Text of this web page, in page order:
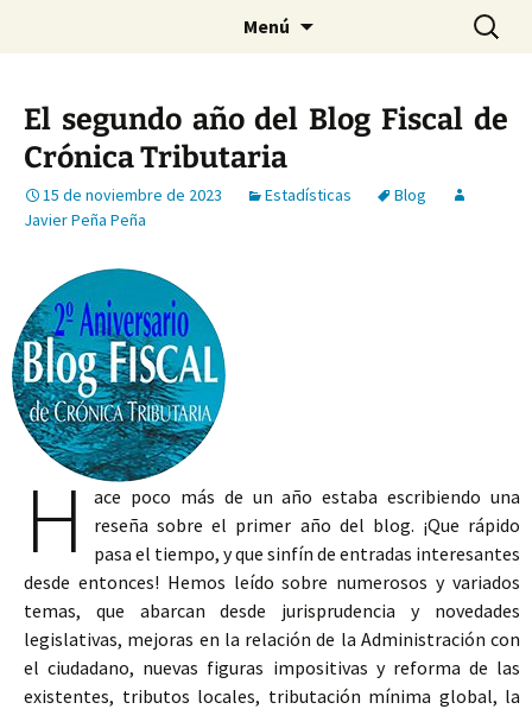
Menú Buscar:
El segundo año del Blog Fiscal de
Crónica Tributaria
15 de noviembre de 2023 Estadísticas
Blog
Javier Peña Peña
H
ace poco más de un año estaba escribiendo una
reseña sobre el primer año del blog. ¡Que rápido
pasa el tiempo, y que sinfín de entradas interesantes
desde entonces! Hemos leído sobre numerosos y variados
temas, que abarcan desde jurisprudencia y novedades
legislativas, mejoras en la relación de la Administración con
el ciudadano, nuevas figuras impositivas y reforma de las
existentes, tributos locales, tributación mínima global, la